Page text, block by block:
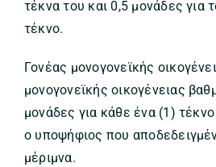
τέκνα του και 0,5 μονάδες για
τέκνο.
Γονέας μονογονεϊκής
μονογονεϊκής οικογένειας
μονάδες για κάθε ένα (1)
ο υποψήφιος που
μέριμνα.